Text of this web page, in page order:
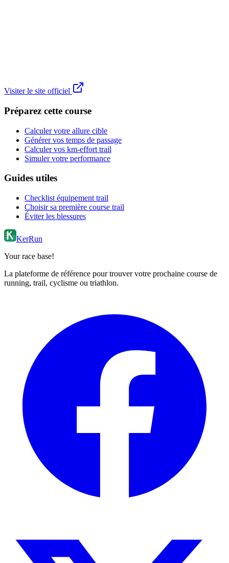
Visiter le site officiel
Préparez cette course
Calculer votre allure cible
Générer vos temps de passage
Calculer vos km-effort trail
Simuler votre performance
Guides utiles
Checklist équipement trail
Choisir sa première course trail
Éviter les blessures
KerRun
Your race base!
La plateforme de référence pour trouver votre prochaine course de
running, trail, cyclisme ou triathlon.